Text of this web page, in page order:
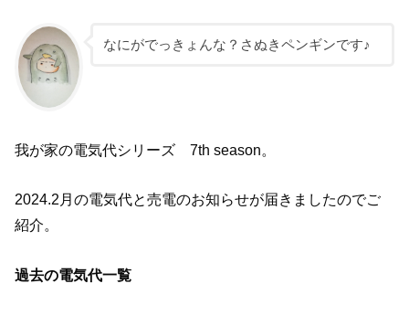
なにがでっきょんな？さぬきペンギンです♪
我が家の電気代シリーズ 7th season。
2024.2月の電気代と売電のお知らせが届きましたのでご
紹介。
過去の電気代一覧